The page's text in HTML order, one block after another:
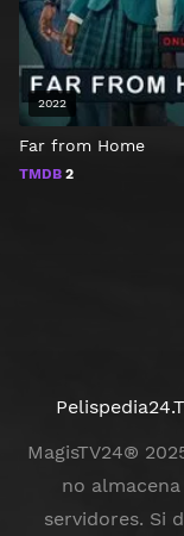
Far from Home
TMDB 2
2022
MagisTV24®
no
servidores. Si